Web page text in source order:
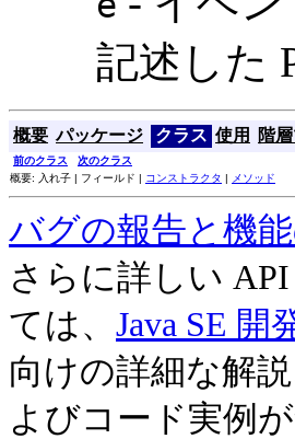
記述した
概要 パッケージ クラス 使用 階
前のクラス 次のクラス
概要: 入れ子 | フィールド | コンストラクタ | メソッド
バグの報告と機
さらに詳しい
ては、 Java SE
向けの詳細な解
よびコード実例